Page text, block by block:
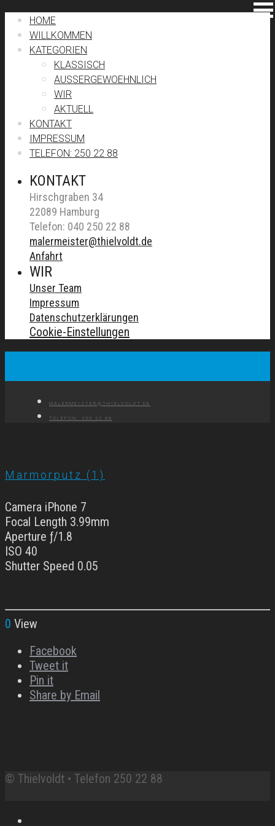
HOME
WILLKOMMEN
KATEGORIEN
KLASSISCH
AUSSERGEWOEHNLICH
WIR
AKTUELL
KONTAKT
IMPRESSUM
TELEFON: 250 22 88
KONTAKT
Hirschgraben 34
22089 Hamburg
Telefon: 040 250 22 88
malermeister@thielvoldt.de
Anfahrt
WIR
Unser Team
Impressum
Datenschutzerklärungen
Cookie-Einstellungen
MALERMEISTER@THIELVOLDT.DE
TELEFON: 250 22 88
Marmorputz (1)
Camera iPhone 7
Focal Length 3.99mm
Aperture ƒ/1.8
ISO 40
Shutter Speed 0.05
0 View
Facebook
Tweet it
Pin it
Share by Email
© Thielvoldt • Telefon 250 22 88